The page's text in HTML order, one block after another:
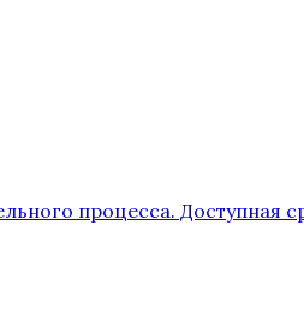
процесса. Доступная